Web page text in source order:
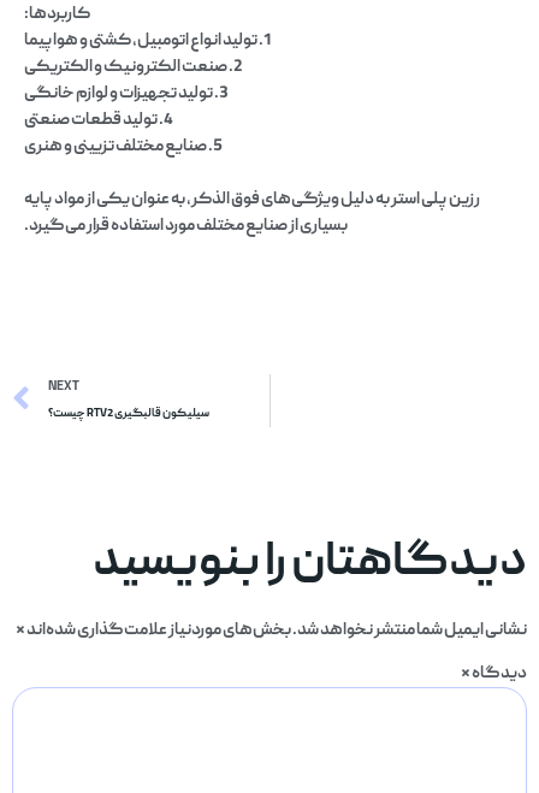
کاربردها:
1. تولید انواع اتومبیل، کشتی و هواپیما
2. صنعت الکترونیک و الکتریکی
3. تولید تجهیزات و لوازم خانگی
4. تولید قطعات صنعتی
5. صنایع مختلف تزیینی و هنری
رزین پلی استر به دلیل ویژگی‌های فوق الذکر، به عنوان یکی از مواد پایه
بسیاری از صنایع مختلف مورد استفاده قرار می‌گیرد.
NEXT
سیلیکون قالبگیری RTV2 چیست؟
دیدگاهتان را بنویسید
نشانی ایمیل شما منتشر نخواهد شد.بخش‌های موردنیاز علامت‌گذاری شده‌اند*
دیدگاه*